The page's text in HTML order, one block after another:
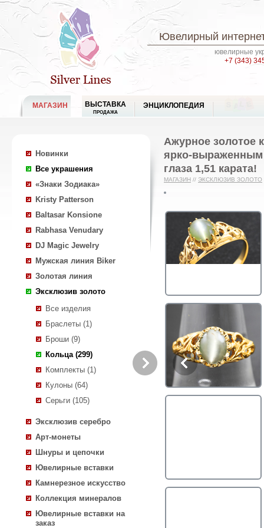
Ювелирный
ювелирные
+7 (343)
МАГАЗИН ВЫСТАВКА
ПРОДАЖА
ЭНЦИКЛОПЕДИЯ
Новинки
Все украшения
«Знаки Зодиака»
Kristy Patterson
Baltasar Konsione
Rabhasa Venudary
DJ Magic Jewelry
Мужская линия Biker
Золотая линия
Эксклюзив золото
Все изделия
Браслеты (1)
Броши (9)
Кольца (299)
Комплекты (1)
Кулоны (64)
Серьги (105)
Эксклюзив серебро
Арт-монеты
Шнуры и цепочки
Ювелирные вставки
Камнерезное искусство
Коллекция минералов
Ювелирные вставки на
заказ
Ажурное золотое
ярко-
глаза 1,51 карата!
МАГАЗИН // ЭКСКЛЮЗИВ ЗОЛОТО